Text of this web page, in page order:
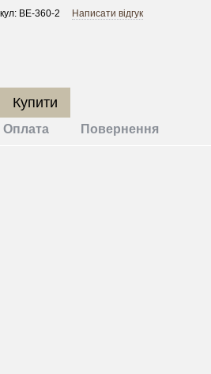
BE-360-2 Написати відгук
Купити
Оплата Повернення